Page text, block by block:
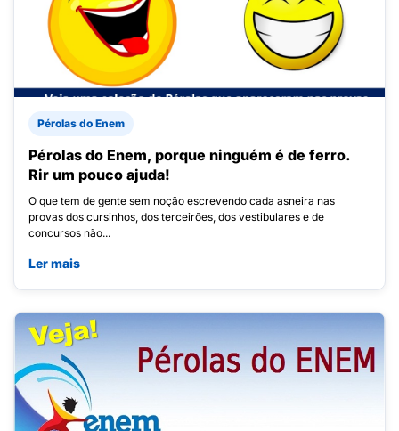
Pérolas do Enem
Pérolas do Enem, porque ninguém é de ferro.
Rir um pouco ajuda!
O que tem de gente sem noção escrevendo cada asneira nas
provas dos cursinhos, dos terceirões, dos vestibulares e de
concursos não...
Ler mais